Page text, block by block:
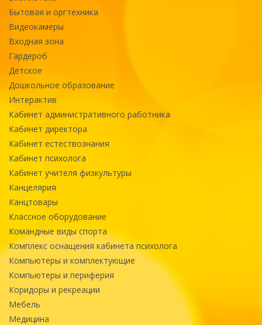
Бытовая и оргтехника
Видеокамеры
Входная зона
Гардероб
Детское
Дошкольное образование
Интерактив
Кабинет административного работника
Кабинет директора
Кабинет естествознания
Кабинет психолога
Кабинет учителя физкультуры
Канцелярия
Канцтовары
Классное оборудование
Командные виды спорта
Комплекс оснащения кабинета психолога
Компьютеры и комплектующие
Компьютеры и периферия
Коридоры и рекреации
Мебель
Медицина